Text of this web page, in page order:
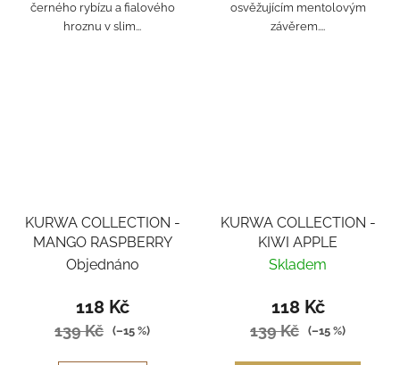
černého rybízu a fialového
hroznu v slim...
osvěžujícím mentolovým
závěrem....
KURWA COLLECTION -
MANGO RASPBERRY
Objednáno
118 Kč
139 Kč (–15 %)
KURWA COLLECTION -
KIWI APPLE
Skladem
118 Kč
139 Kč (–15 %)